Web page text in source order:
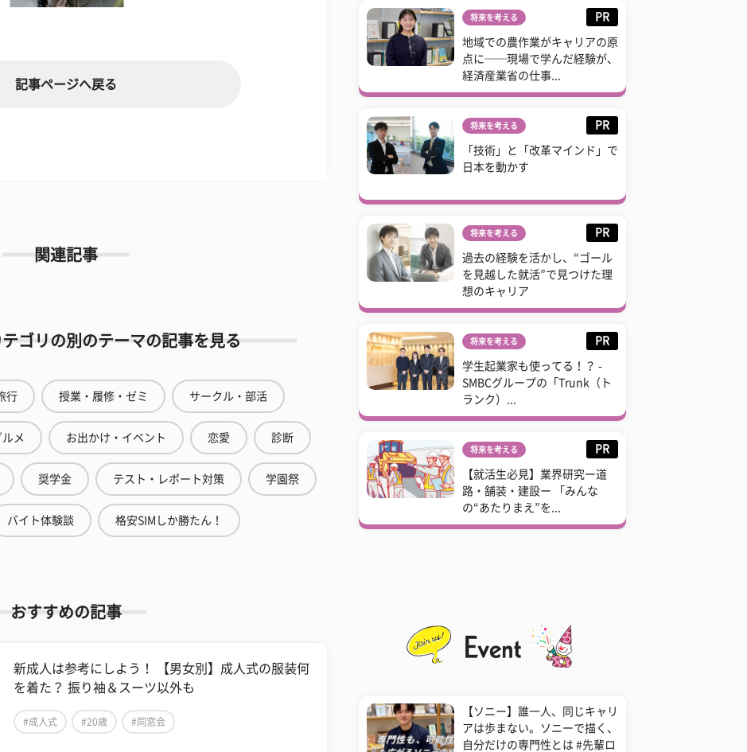
記事ページへ戻る
関連記事
テゴリの別のテーマの記事を見る
行 授業・履修・ゼミ サークル・部活
ルメ お出かけ・イベント 恋愛 診断
奨学金 テスト・レポート対策 学園祭
バイト体験談 格安SIMしか勝たん！
おすすめの記事
新成人は参考にしよう！ 【男女別】成人式の服装何
を着た？ 振り袖＆スーツ以外も
#成人式 #20歳 #同窓会
将来を考える PR
地域での農作業がキャリアの原
点に──現場で学んだ経験が、
経済産業省の仕事...
将来を考える PR
「技術」と「改革マインド」で
日本を動かす
将来を考える PR
過去の経験を活かし、“ゴール
を見越した就活”で見つけた理
想のキャリア
将来を考える PR
学生起業家も使ってる！？ -
SMBCグループの「Trunk（ト
ランク）...
将来を考える PR
【就活生必見】業界研究ー道
路・舗装・建設ー 「みんな
の“あたりまえ”を...
【ソニー】誰一人、同じキャリ
アは歩まない。ソニーで描く、
自分だけの専門性とは #先輩ロ